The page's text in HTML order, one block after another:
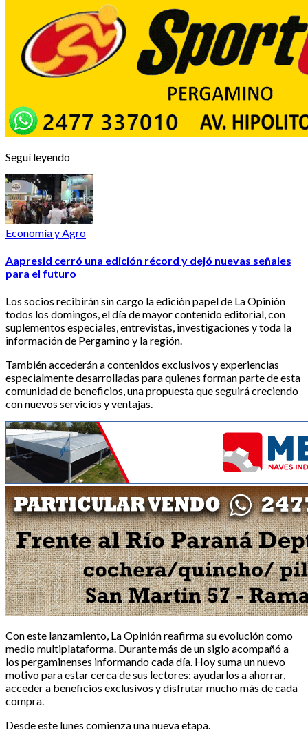
Seguí leyendo
Economía y Agro
Aapresid cerró una edición récord y dejó nuevas señales
para el futuro
Los socios recibirán sin cargo la edición papel de La Opinión
todos los domingos, el día de mayor contenido editorial, con
suplementos especiales, entrevistas, investigaciones y toda la
información de Pergamino y la región.
También accederán a contenidos exclusivos y experiencias
especialmente desarrolladas para quienes forman parte de esta
comunidad de beneficios, una propuesta que seguirá creciendo
con nuevos servicios y ventajas.
Con este lanzamiento, La Opinión reafirma su evolución como
medio multiplataforma. Durante más de un siglo acompañó a
los pergaminenses informando cada día. Hoy suma un nuevo
motivo para estar cerca de sus lectores: ayudarlos a ahorrar,
acceder a beneficios exclusivos y disfrutar mucho más de cada
compra.
Desde este lunes comienza una nueva etapa.